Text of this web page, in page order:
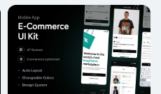
计 .fig素材